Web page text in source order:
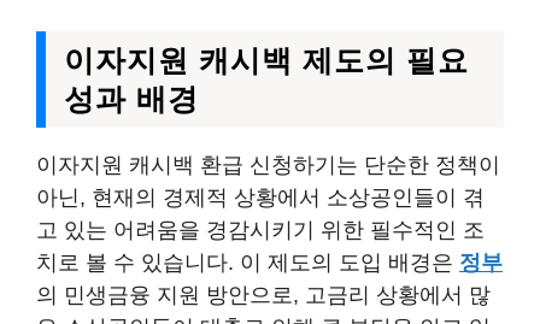
이자지원 캐시백 제도의 필요
성과 배경
이자지원 캐시백 환급 신청하기는 단순한 정책이
아닌, 현재의 경제적 상황에서 소상공인들이 겪
고 있는 어려움을 경감시키기 위한 필수적인 조
치로 볼 수 있습니다. 이 제도의 도입 배경은 정부
의 민생금융 지원 방안으로, 고금리 상황에서 많